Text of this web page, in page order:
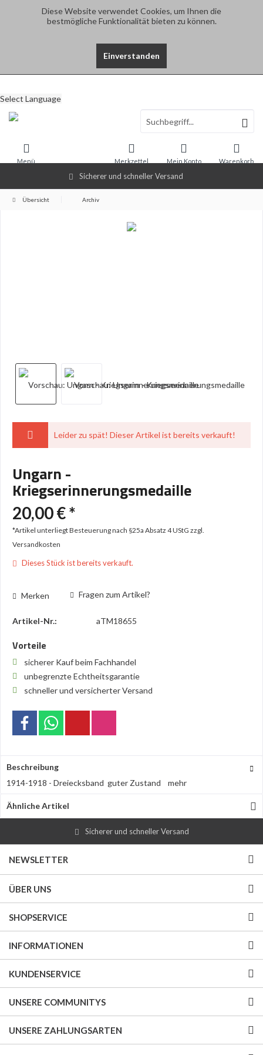
Diese Website verwendet Cookies, um Ihnen die
bestmögliche Funktionalität bieten zu können.
Einverstanden
Sicherer und schneller Versand
Select Language
Warenkorb
Merkzettel Mein Konto
Menü
Übersicht Archiv
Leider zu spät! Dieser Artikel ist bereits verkauft!
Ungarn -
Kriegserinnerungsmedaille
20,00 € *
*Artikel unterliegt Besteuerung nach §25a Absatz 4 UStG zzgl.
Versandkosten
Dieses Stück ist bereits verkauft.
Merken Fragen zum Artikel?
Artikel-Nr.: aTM18655
Vorteile
sicherer Kauf beim Fachhandel
unbegrenzte Echtheitsgarantie
schneller und versicherter Versand
Beschreibung
1914-1918 - Dreiecksband guter Zustand mehr
Ähnliche Artikel
Sicherer und schneller Versand
NEWSLETTER
ÜBER UNS
SHOPSERVICE
INFORMATIONEN
KUNDENSERVICE
UNSERE COMMUNITYS
UNSERE ZAHLUNGSARTEN